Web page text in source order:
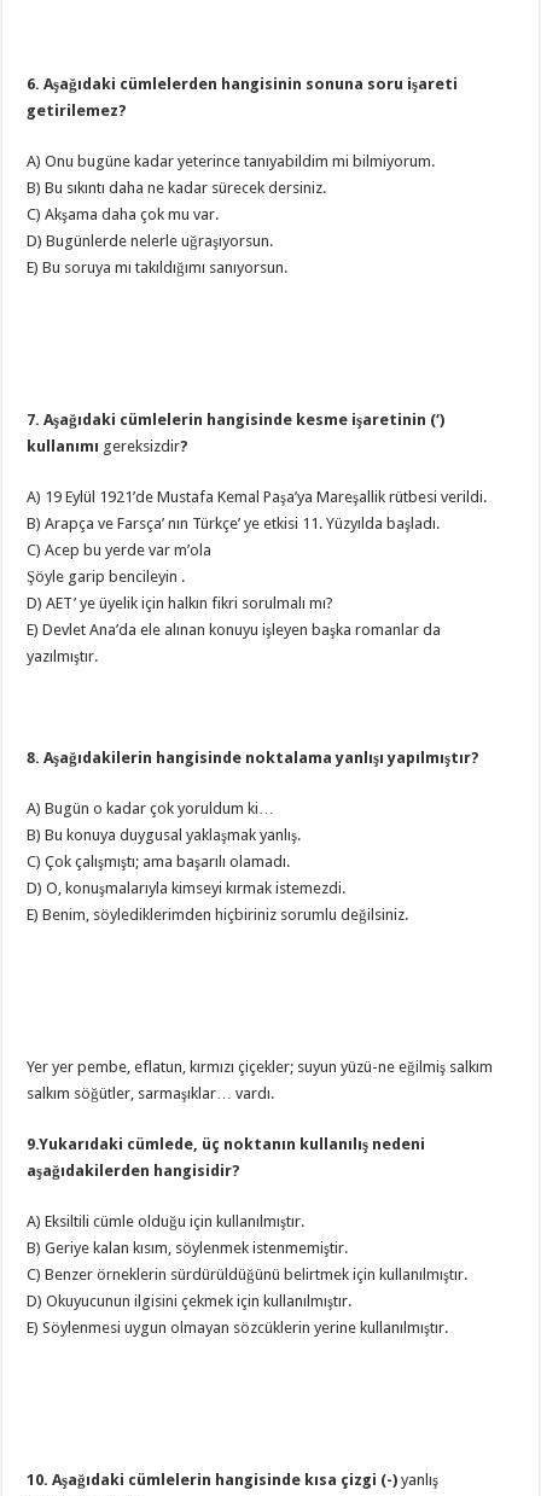
6. Aşağıdaki cümlelerden hangisinin sonuna soru işareti
getirilemez?
A) Onu bugüne kadar yeterince tanıyabildim mi bilmiyorum.
B) Bu sıkıntı daha ne kadar sürecek dersiniz.
C) Akşama daha çok mu var.
D) Bugünlerde nelerle uğraşıyorsun.
E) Bu soruya mı takıldığımı sanıyorsun.
7. Aşağıdaki cümlelerin hangisinde kesme işaretinin (‘)
kullanımı gereksizdir?
A) 19 Eylül 1921’de Mustafa Kemal Paşa’ya Mareşallik rütbesi verildi.
B) Arapça ve Farsça’ nın Türkçe’ ye etkisi 11. Yüzyılda başladı.
C) Acep bu yerde var m’ola
Şöyle garip bencileyin .
D) AET’ ye üyelik için halkın fikri sorulmalı mı?
E) Devlet Ana’da ele alınan konuyu işleyen başka romanlar da
yazılmıştır.
8. Aşağıdakilerin hangisinde noktalama yanlışı yapılmıştır?
A) Bugün o kadar çok yoruldum ki…
B) Bu konuya duygusal yaklaşmak yanlış.
C) Çok çalışmıştı; ama başarılı olamadı.
D) O, konuşmalarıyla kimseyi kırmak istemezdi.
E) Benim, söylediklerimden hiçbiriniz sorumlu değilsiniz.
Yer yer pembe, eflatun, kırmızı çiçekler; suyun yüzü-ne eğilmiş salkım
salkım söğütler, sarmaşıklar… vardı.
9.Yukarıdaki cümlede, üç noktanın kullanılış nedeni
aşağıdakilerden hangisidir?
A) Eksiltili cümle olduğu için kullanılmıştır.
B) Geriye kalan kısım, söylenmek istenmemiştir.
C) Benzer örneklerin sürdürüldüğünü belirtmek için kullanılmıştır.
D) Okuyucunun ilgisini çekmek için kullanılmıştır.
E) Söylenmesi uygun olmayan sözcüklerin yerine kullanılmıştır.
10. Aşağıdaki cümlelerin hangisinde kısa çizgi (-)yanlış